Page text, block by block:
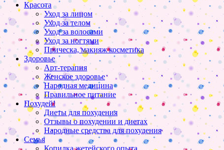
Красота
Уход за лицом
Уход за телом
Уход за волосами
Уход за ногтями
Прическа, макияж косметика
Здоровье
Арт-терапия
Женское здоровье
Народная медицина
Правильное питание
Похудей!
Диеты для похудения
Отзывы о похудении и диетах
Народные средства для похудения
Семья
Копилка жетейского опыта